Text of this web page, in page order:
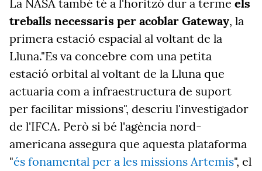
La NASA també té a l'horitzó dur a terme els
treballs necessaris per acoblar Gateway, la
primera estació espacial al voltant de la
Lluna."Es va concebre com una petita
estació orbital al voltant de la Lluna que
actuaria com a infraestructura de suport
per facilitar missions", descriu l'investigador
de l'IFCA. Però si bé l'agència nord-
americana assegura que aquesta plataforma
"és fonamental per a les missions Artemis", el